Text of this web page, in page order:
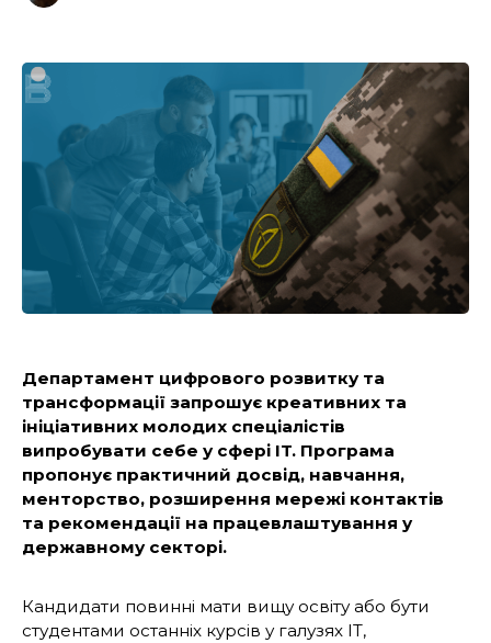
Департамент цифрового розвитку та
трансформації запрошує креативних та
ініціативних молодих спеціалістів
випробувати себе у сфері IT. Програма
пропонує практичний досвід, навчання,
менторство, розширення мережі контактів
та рекомендації на працевлаштування у
державному секторі.
Кандидати повинні мати вищу освіту або бути
студентами останніх курсів у галузях ІТ,